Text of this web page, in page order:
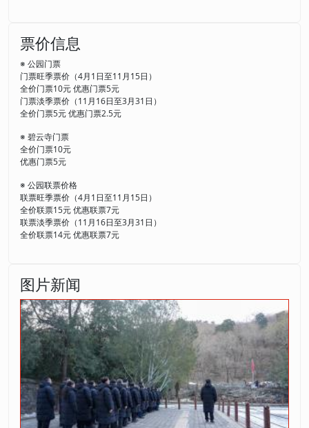
票价信息
※ 公园门票
门票旺季票价（4月1日至11月15日）
全价门票10元 优惠门票5元
门票淡季票价（11月16日至3月31日）
全价门票5元 优惠门票2.5元
※ 碧云寺门票
全价门票10元
优惠门票5元
※ 公园联票价格
联票旺季票价（4月1日至11月15日）
全价联票15元 优惠联票7元
联票淡季票价（11月16日至3月31日）
全价联票14元 优惠联票7元
图片新闻